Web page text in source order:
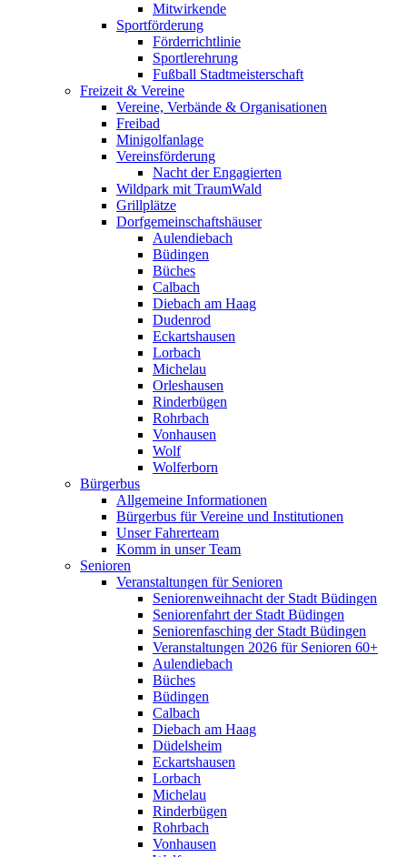
Mitwirkende
Sportförderung
Förderrichtlinie
Sportlerehrung
Fußball Stadtmeisterschaft
Freizeit & Vereine
Vereine, Verbände & Organisationen
Freibad
Minigolfanlage
Vereinsförderung
Nacht der Engagierten
Wildpark mit TraumWald
Grillplätze
Dorfgemeinschaftshäuser
Aulendiebach
Büdingen
Büches
Calbach
Diebach am Haag
Dudenrod
Eckartshausen
Lorbach
Michelau
Orleshausen
Rinderbügen
Rohrbach
Vonhausen
Wolf
Wolferborn
Bürgerbus
Allgemeine Informationen
Bürgerbus für Vereine und Institutionen
Unser Fahrerteam
Komm in unser Team
Senioren
Veranstaltungen für Senioren
Seniorenweihnacht der Stadt Büdingen
Seniorenfahrt der Stadt Büdingen
Seniorenfasching der Stadt Büdingen
Veranstaltungen 2026 für Senioren 60+
Aulendiebach
Büches
Büdingen
Calbach
Diebach am Haag
Düdelsheim
Eckartshausen
Lorbach
Michelau
Rinderbügen
Rohrbach
Vonhausen